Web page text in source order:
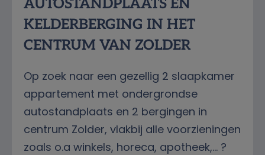
AUTOSTANDPLAATS EN
KELDERBERGING IN HET
CENTRUM VAN ZOLDER
Op zoek naar een gezellig 2 slaapkamer
appartement met ondergrondse
autostandplaats en 2 bergingen in
centrum Zolder, vlakbij alle voorzieningen
zoals o.a winkels, horeca, apotheek,... ?